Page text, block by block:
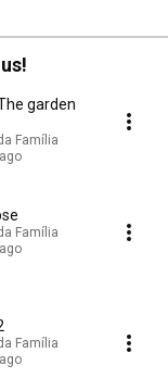
Família
Família
Família